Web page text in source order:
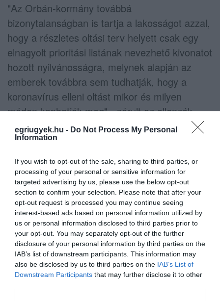
egriugyek.hu - Do Not Process My Personal
Information
If you wish to opt-out of the sale, sharing to third parties, or
processing of your personal or sensitive information for
targeted advertising by us, please use the below opt-out
section to confirm your selection. Please note that after your
opt-out request is processed you may continue seeing
interest-based ads based on personal information utilized by
us or personal information disclosed to third parties prior to
your opt-out. You may separately opt-out of the further
disclosure of your personal information by third parties on the
IAB’s list of downstream participants. This information may
also be disclosed by us to third parties on the IAB’s List of
Downstream Participants that may further disclose it to other
"Az Orbán-kormány továbbá
bizonytalanságban is tartja a lakosságot azzal,
hogy a részletes oltási terv helyett csak egy
elnagyolt prioritási listának nevezhető kivonatot
hozott nyilvánosságra, melynek alapján az
emberek továbbra sem tudhatják, hogy a
koronavírus elleni oltást mikor és milyen
módon kaphatják meg" - zárult az ellenzék
közleménye.
reakcióval, egy órán belül kiadtak egy rövid
közleményt, amelyben az egri származású
ellenzéki politikust, Korózs Lajos MSZP-s
parlamenti képviselőt vették célba,méghozzá
az elhíresült videóbotrányával.
Korózs Lajos (Fotó: MTI)
"A baloldalvizsgálóbizottságosdihelyett inkább